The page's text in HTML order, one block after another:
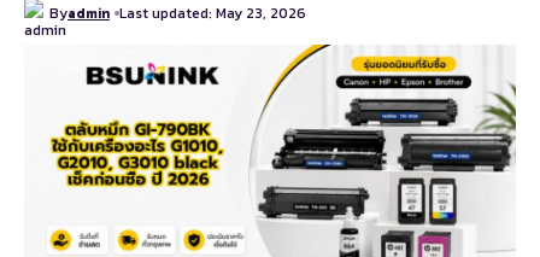
Byadmin Last updated: May 23, 2026